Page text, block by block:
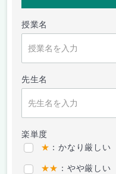
授業名
先生名
楽単度
★ ：かなり厳しい
★★ ：やや厳しい